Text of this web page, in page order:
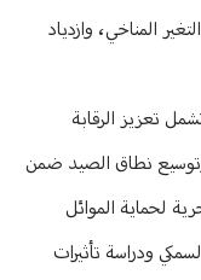
المناخي، وازدياد
تعزيز الرقابة
وتوسيع نطاق الصيد ضمن
لحماية الموائل
ودراسة تأثيرات